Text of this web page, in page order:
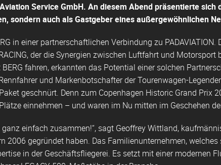
Service GmbH. An diesem Abend präsentierte
sondern auch als Gastgeber eines außergewöhnlichen
in einer partnerschaftlichen Verbindung zu
der dieSynergien zwischen Luftfahrt und Motorsport
BERG fahren, erkannten das Potential einer solchen
und Markenbotschafter der Tourenwagen-
geschnürt. Denn zum Copenhagen Historic Grand Prix
einnehmen – und waren im Nu mitten im Geschehen
einfach zusammen!“, sagt Geoffrey Wittland,
2006 gegründet haben. Das Familienunternehmen,
in der Geschäftsfliegerei. Es setzt mit einer modernen